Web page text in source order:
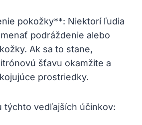
pokožky**: Niektorí ľudia
podráždenie alebo
Ak sa to stane,
šťavu okamžite a
prostriedky.
týchto vedľajších účinkov: